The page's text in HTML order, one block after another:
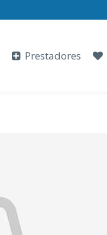
Prestadores